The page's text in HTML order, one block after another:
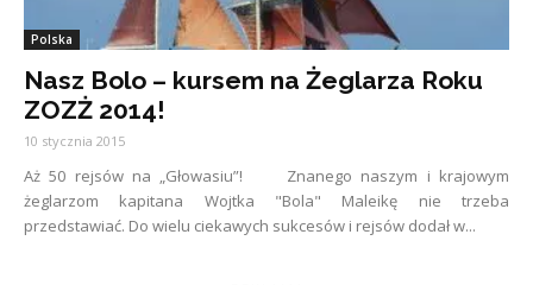
Polska
Nasz Bolo – kursem na Żeglarza Roku
ZOZŻ 2014!
10 stycznia 2015
Aż 50 rejsów na „Głowasiu”! Znanego naszym i krajowym
żeglarzom kapitana Wojtka "Bola" Maleikę nie trzeba
przedstawiać. Do wielu ciekawych sukcesów i rejsów dodał w...